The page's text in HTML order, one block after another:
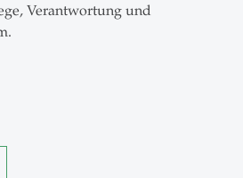
Verantwortung und